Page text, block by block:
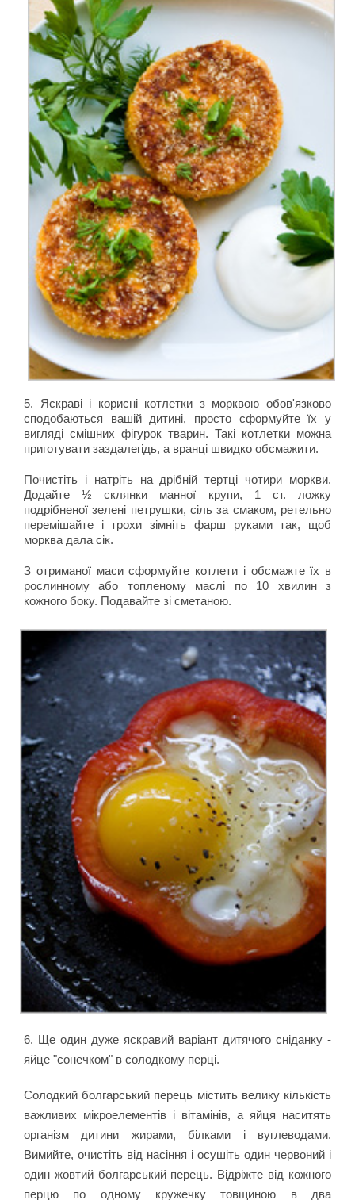
5. Яскраві і корисні котлетки з морквою обов'язково
сподобаються вашій дитині, просто сформуйте їх у
вигляді смішних фігурок тварин. Такі котлетки можна
приготувати заздалегідь, а вранці швидко обсмажити.
Почистіть і натріть на дрібній тертці чотири моркви.
Додайте ½ склянки манної крупи, 1 ст. ложку
подрібненої зелені петрушки, сіль за смаком, ретельно
перемішайте і трохи зімніть фарш руками так, щоб
морква дала сік.
З отриманої маси сформуйте котлети і обсмажте їх в
рослинному або топленому маслі по 10 хвилин з
кожного боку. Подавайте зі сметаною.
6. Ще один дуже яскравий варіант дитячого сніданку -
яйце "сонечком" в солодкому перці.
Солодкий болгарський перець містить велику кількість
важливих мікроелементів і вітамінів, а яйця наситять
організм дитини жирами, білками і вуглеводами.
Вимийте, очистіть від насіння і осушіть один червоний і
один жовтий болгарський перець. Відріжте від кожного
перцю по одному кружечку товщиною в два